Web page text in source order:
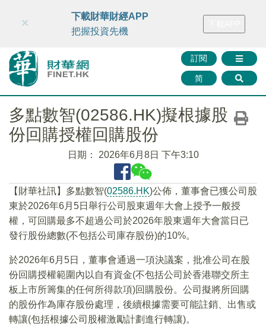
財華智庫網 FINTV FINMETA 財華證券 媒體矩陣
訂閱
简
×
下載財華財經APP
把握投資先機
多點數智(02586.HK)擬根據股
份回購授權回購股份
日期： 2026年6月8日 下午3:10
​【財華社訊】多點數智(02586.HK)公佈，董事會已獲公司股
東於2026年6月5日舉行公司股東週年大會上授予一般授
權，可回購最多不超過公司於2026年股東週年大會當日已
發行股份總數(不包括公司庫存股份)的10%。
於2026年6月5日，董事會通過一項決議案，批准公司在股
份回購授權範圍內以自有資金(不包括公司於香港聯交所主
板上市所籌集的任何所得款項)回購股份。公司擬將所回購
的股份作為庫存股份處理，後續根據需要可能註銷、出售或
轉讓(包括根據公司股權激勵計劃進行轉讓)。